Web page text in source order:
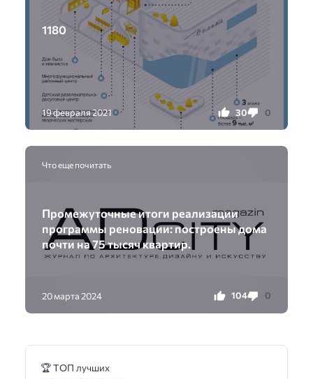
1180
19 февраля 2021 30 0
Что еще почитать
Промежуточные итоги реализации
программы реновации: построены дома
почти на 75 тысяч квартир.
20 марта 2024 104 0
🏆 ТОП лучших